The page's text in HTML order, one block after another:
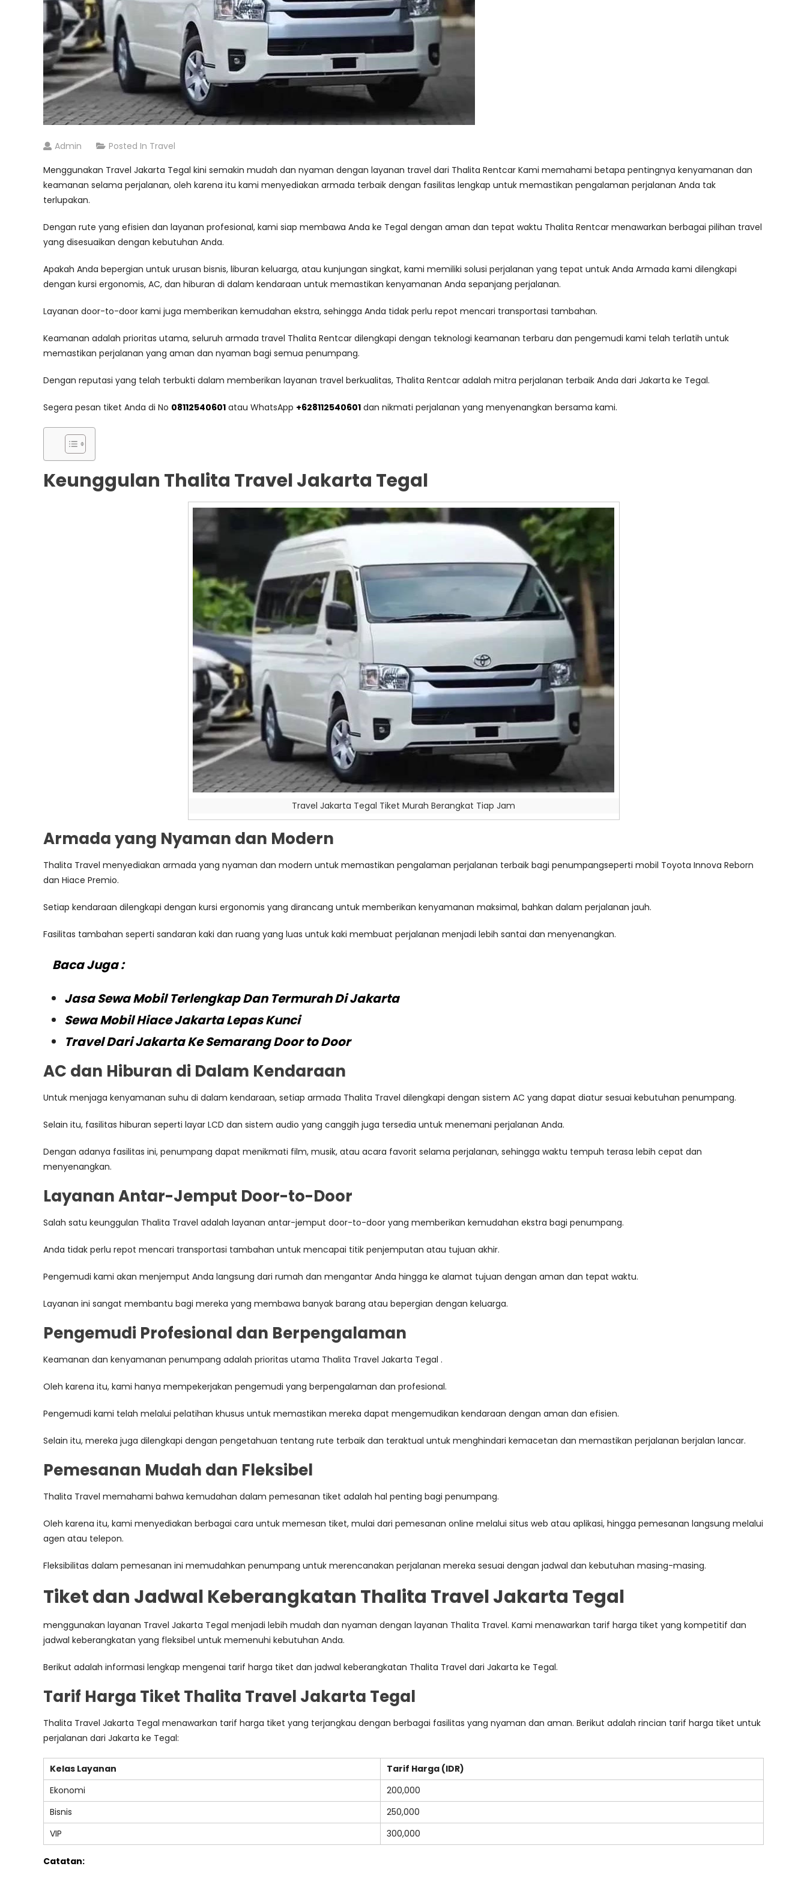
Admin Posted In Travel
Menggunakan Travel Jakarta Tegal kini semakin mudah dan nyaman dengan layanan travel dari Thalita Rentcar Kami memahami betapa pentingnya kenyamanan dan
keamanan selama perjalanan, oleh karena itu kami menyediakan armada terbaik dengan fasilitas lengkap untuk memastikan pengalaman perjalanan Anda tak
terlupakan.
Dengan rute yang efisien dan layanan profesional, kami siap membawa Anda ke Tegal dengan aman dan tepat waktu Thalita Rentcar menawarkan berbagai pilihan travel
yang disesuaikan dengan kebutuhan Anda.
Apakah Anda bepergian untuk urusan bisnis, liburan keluarga, atau kunjungan singkat, kami memiliki solusi perjalanan yang tepat untuk Anda Armada kami dilengkapi
dengan kursi ergonomis, AC, dan hiburan di dalam kendaraan untuk memastikan kenyamanan Anda sepanjang perjalanan.
Layanan door-to-door kami juga memberikan kemudahan ekstra, sehingga Anda tidak perlu repot mencari transportasi tambahan.
Keamanan adalah prioritas utama, seluruh armada travel Thalita Rentcar dilengkapi dengan teknologi keamanan terbaru dan pengemudi kami telah terlatih untuk
memastikan perjalanan yang aman dan nyaman bagi semua penumpang.
Dengan reputasi yang telah terbukti dalam memberikan layanan travel berkualitas, Thalita Rentcar adalah mitra perjalanan terbaik Anda dari Jakarta ke Tegal.
Segera pesan tiket Anda di No 08112540601 atau WhatsApp +628112540601 dan nikmati perjalanan yang menyenangkan bersama kami.
Keunggulan Thalita Travel Jakarta Tegal
Travel Jakarta Tegal Tiket Murah Berangkat Tiap Jam
Armada yang Nyaman dan Modern
Thalita Travel menyediakan armada yang nyaman dan modern untuk memastikan pengalaman perjalanan terbaik bagi penumpangseperti mobil Toyota Innova Reborn
dan Hiace Premio.
Setiap kendaraan dilengkapi dengan kursi ergonomis yang dirancang untuk memberikan kenyamanan maksimal, bahkan dalam perjalanan jauh.
Fasilitas tambahan seperti sandaran kaki dan ruang yang luas untuk kaki membuat perjalanan menjadi lebih santai dan menyenangkan.
Baca Juga :
Jasa Sewa Mobil Terlengkap Dan Termurah Di Jakarta
Sewa Mobil Hiace Jakarta Lepas Kunci
Travel Dari Jakarta Ke Semarang Door to Door
AC dan Hiburan di Dalam Kendaraan
Untuk menjaga kenyamanan suhu di dalam kendaraan, setiap armada Thalita Travel dilengkapi dengan sistem AC yang dapat diatur sesuai kebutuhan penumpang.
Selain itu, fasilitas hiburan seperti layar LCD dan sistem audio yang canggih juga tersedia untuk menemani perjalanan Anda.
Dengan adanya fasilitas ini, penumpang dapat menikmati film, musik, atau acara favorit selama perjalanan, sehingga waktu tempuh terasa lebih cepat dan
menyenangkan.
Layanan Antar-Jemput Door-to-Door
Salah satu keunggulan Thalita Travel adalah layanan antar-jemput door-to-door yang memberikan kemudahan ekstra bagi penumpang.
Anda tidak perlu repot mencari transportasi tambahan untuk mencapai titik penjemputan atau tujuan akhir.
Pengemudi kami akan menjemput Anda langsung dari rumah dan mengantar Anda hingga ke alamat tujuan dengan aman dan tepat waktu.
Layanan ini sangat membantu bagi mereka yang membawa banyak barang atau bepergian dengan keluarga.
Pengemudi Profesional dan Berpengalaman
Keamanan dan kenyamanan penumpang adalah prioritas utama Thalita Travel Jakarta Tegal .
Oleh karena itu, kami hanya mempekerjakan pengemudi yang berpengalaman dan profesional.
Pengemudi kami telah melalui pelatihan khusus untuk memastikan mereka dapat mengemudikan kendaraan dengan aman dan efisien.
Selain itu, mereka juga dilengkapi dengan pengetahuan tentang rute terbaik dan teraktual untuk menghindari kemacetan dan memastikan perjalanan berjalan lancar.
Pemesanan Mudah dan Fleksibel
Thalita Travel memahami bahwa kemudahan dalam pemesanan tiket adalah hal penting bagi penumpang.
Oleh karena itu, kami menyediakan berbagai cara untuk memesan tiket, mulai dari pemesanan online melalui situs web atau aplikasi, hingga pemesanan langsung melalui
agen atau telepon.
Fleksibilitas dalam pemesanan ini memudahkan penumpang untuk merencanakan perjalanan mereka sesuai dengan jadwal dan kebutuhan masing-masing.
Tiket dan Jadwal Keberangkatan Thalita Travel Jakarta Tegal
menggunakan layanan Travel Jakarta Tegal menjadi lebih mudah dan nyaman dengan layanan Thalita Travel. Kami menawarkan tarif harga tiket yang kompetitif dan
jadwal keberangkatan yang fleksibel untuk memenuhi kebutuhan Anda.
Berikut adalah informasi lengkap mengenai tarif harga tiket dan jadwal keberangkatan Thalita Travel dari Jakarta ke Tegal.
Tarif Harga Tiket Thalita Travel Jakarta Tegal
Thalita Travel Jakarta Tegal menawarkan tarif harga tiket yang terjangkau dengan berbagai fasilitas yang nyaman dan aman. Berikut adalah rincian tarif harga tiket untuk
perjalanan dari Jakarta ke Tegal:
Kelas Layanan
Tarif Harga (IDR)
Ekonomi
200,000
Bisnis
250,000
VIP
300,000
Catatan: